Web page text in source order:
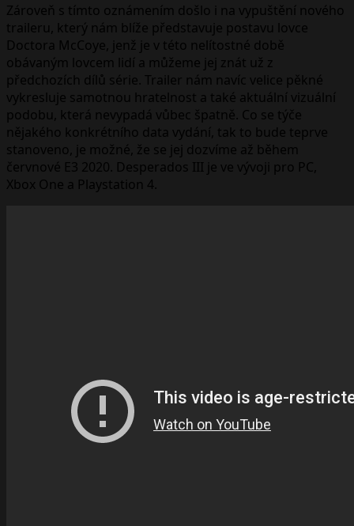
Zároveň s tímto oznámením došlo i na vypuštění nového
traileru, který nám blíže představuje postavu lovce
Doctora McCoye, jenž je v této nelítostné době
obávaným lovcem lidí a můžeme jej znát už z
předchozích dílů série. Trailer nám navíc velice pěkné
vykresluje samotnou hratelnost a také aktuální vizuální
podobu, která nevypadá vůbec špatně. Co se týče
nějakého konkrétního data vydání, tak to bude teprve
stanoveno, je možné, že se jej dozvíme až během
červnové E3 2020. Desperados III je ve vývoji pro PC,
Xbox One a Playstation 4.